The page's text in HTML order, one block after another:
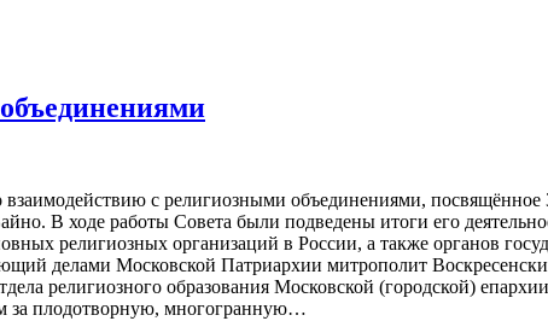
с религиозными объединениями, посвящённое
В ходе работы Совета были подведены итоги его
религиозных организаций в России, а также органов
делами Московской Патриархии митрополит
религиозного образования Московской (городской)
за плодотворную, многогранную…